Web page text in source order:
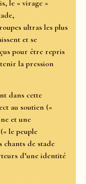
le « virage »
ultras les plus
et se
pour être repris
la pression
dans cette
au soutien («
et une
le peuple
chants de stade
d’une identité